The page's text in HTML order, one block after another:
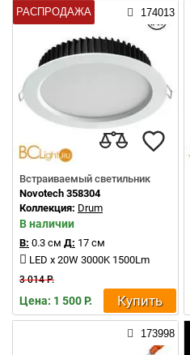
РАСПРОДАЖА 174013
Встраиваемый светильник
Novotech 358304
Коллекция: Drum
В наличии
В: 0.3 см Д: 17 см
LED x 20W 3000K 1500Lm
3 014 Р.
Цена: 1 500 Р. Купить
173998